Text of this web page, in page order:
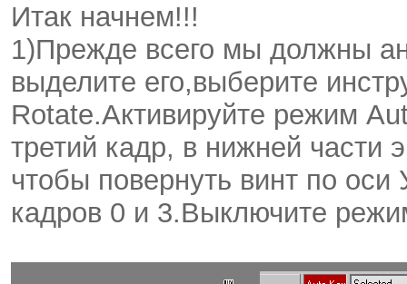
Итак начнем!!!
1)Прежде всего мы должны
выделите его,выберите
Rotate.Активируйте режим
третий кадр, в нижней части
чтобы повернуть винт по
кадров 0 и 3.Выключите